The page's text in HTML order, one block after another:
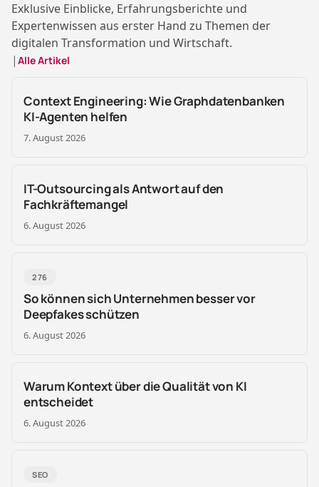
Exklusive Einblicke, Erfahrungsberichte und
Expertenwissen aus erster Hand zu Themen der
digitalen Transformation und Wirtschaft.
| Alle Artikel
Context Engineering: Wie Graphdatenbanken
KI-Agenten helfen
7. August 2026
IT-Outsourcing als Antwort auf den
Fachkräftemangel
6. August 2026
276
So können sich Unternehmen besser vor
Deepfakes schützen
6. August 2026
Warum Kontext über die Qualität von KI
entscheidet
6. August 2026
SEO